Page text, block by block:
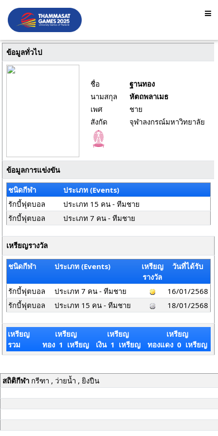
ข้อมูลทั่วไป
ชื่อ
ฐานทอง
นามสกุล
หัตถพลาเมธ
เพศ
ชาย
สังกัด
จุฬาลงกรณ์มหาวิทยาลัย
ข้อมูลการแข่งขัน
ชนิดกีฬา
ประเภท (Events)
รักบี้ฟุตบอล
ประเภท 15 คน - ทีมชาย
รักบี้ฟุตบอล
ประเภท 7 คน - ทีมชาย
เหรียญรางวัล
ชนิดกีฬา ประเภท (Events)
เหรียญ
รางวัล
วันที่ได้รับ
รักบี้ฟุตบอล ประเภท 7 คน - ทีมชาย
16/01/2568
รักบี้ฟุตบอล
ประเภท 15 คน - ทีมชาย 18/01/2568
เหรียญ
รวม
เหรียญ
ทอง 1 เหรียญ
เหรียญ
เงิน 1 เหรียญ
เหรียญ
ทองแดง 0 เหรียญ
สถิติกีฬากรีฑา , ว่ายน้ำ , ยิงปืน